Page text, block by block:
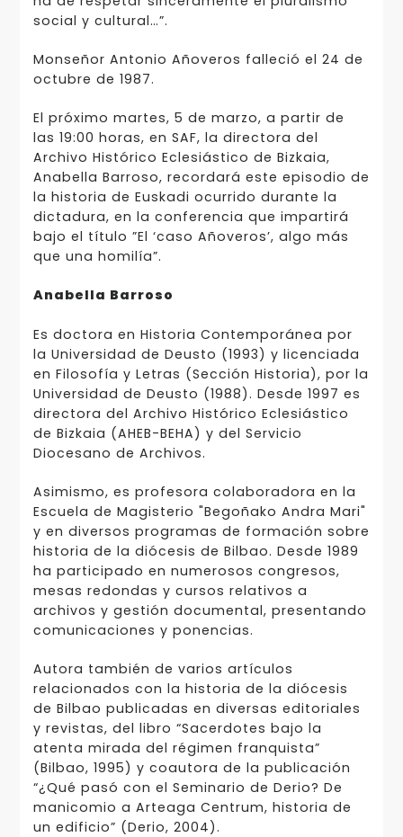
social y cultural…”.
Monseñor Antonio Añoveros falleció el 24 de
octubre de 1987.
El próximo martes, 5 de marzo, a partir de
las 19:00 horas, en SAF, la directora del
Archivo Histórico Eclesiástico de Bizkaia,
Anabella Barroso, recordará este episodio de
la historia de Euskadi ocurrido durante la
dictadura, en la conferencia que impartirá
bajo el título ”El ‘caso Añoveros’, algo más
que una homilía”.
Anabella Barroso
Es doctora en Historia Contemporánea por
la Universidad de Deusto (1993) y licenciada
en Filosofía y Letras (Sección Historia), por la
Universidad de Deusto (1988). Desde 1997 es
directora del Archivo Histórico Eclesiástico
de Bizkaia (AHEB-BEHA) y del Servicio
Diocesano de Archivos.
Asimismo, es profesora colaboradora en la
Escuela de Magisterio "Begoñako Andra Mari"
y en diversos programas de formación sobre
historia de la diócesis de Bilbao. Desde 1989
ha participado en numerosos congresos,
mesas redondas y cursos relativos a
archivos y gestión documental, presentando
comunicaciones y ponencias.
Autora también de varios artículos
relacionados con la historia de la diócesis
de Bilbao publicadas en diversas editoriales
y revistas, del libro “Sacerdotes bajo la
atenta mirada del régimen franquista”
(Bilbao, 1995) y coautora de la publicación
“¿Qué pasó con el Seminario de Derio? De
manicomio a Arteaga Centrum, historia de
un edificio” (Derio, 2004).